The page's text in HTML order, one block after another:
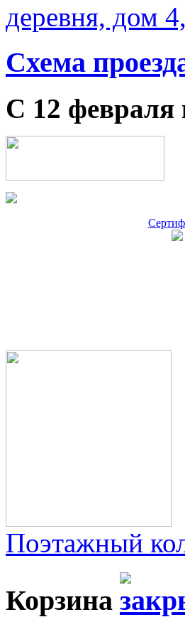
деревня, дом
Схема
С 12 февраля
Поэтажный
Корзина